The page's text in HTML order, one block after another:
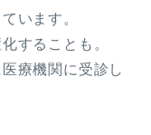
います。
することも。
療機関に受診し